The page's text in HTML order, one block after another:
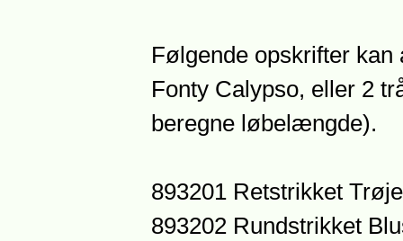
Følgende opskrifter kan
Fonty Calypso, eller 2
beregne løbelængde).
893201 Retstrikket Trøje
893202 Rundstrikket